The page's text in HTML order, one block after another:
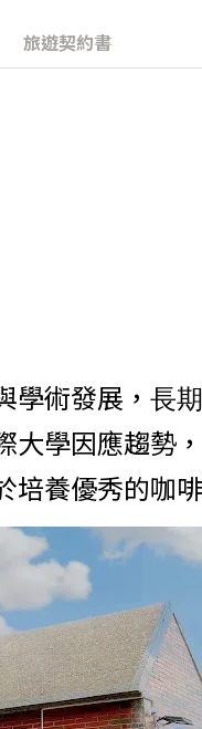
旅遊契約書
術發展， 長
大學因應趨勢
養優秀的咖